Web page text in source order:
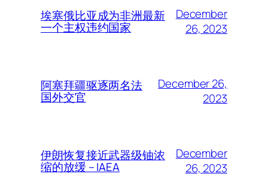
埃塞俄比亚成为非洲最新
一个主权违约国家
December
26, 2023
阿塞拜疆驱逐两名法
国外交官
December 26,
2023
伊朗恢复接近武器级铀浓
缩的放缓 – IAEA
December
26, 2023